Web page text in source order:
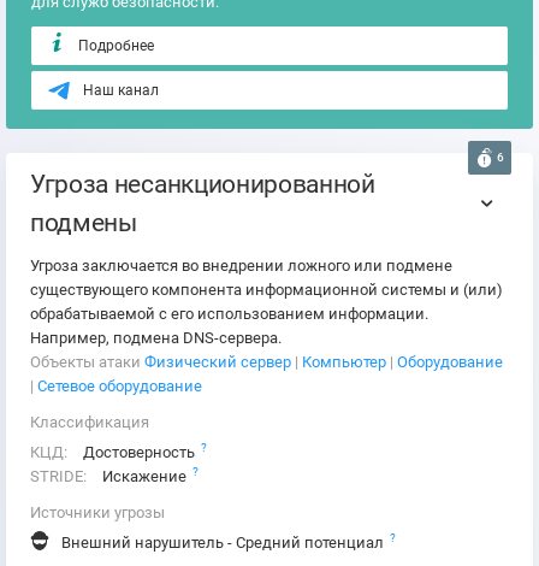
Подробнее
Наш канал
6
Угроза несанкционированной
подмены
Угроза заключается во внедрении ложного или подмене
существующего компонента информационной системы и (или)
обрабатываемой с его использованием информации.
Например, подмена DNS-сервера.
Объекты атаки Физический сервер | Компьютер | Оборудование
| Сетевое оборудование
Классификация
КЦД:
Достоверность ?
STRIDE: Искажение ?
Источники угрозы
Внешний нарушитель - Средний потенциал ?